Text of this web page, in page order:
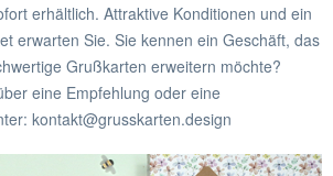
erhältlich. Attraktive Konditionen und ein
erwarten Sie. Sie kennen ein Geschäft, das
Grußkarten erweitern möchte?
eine Empfehlung oder eine
kontakt@grusskarten.design